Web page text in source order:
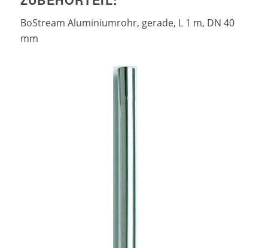
BoStream Aluminiumrohr, gerade, L 1 m, DN 40
mm